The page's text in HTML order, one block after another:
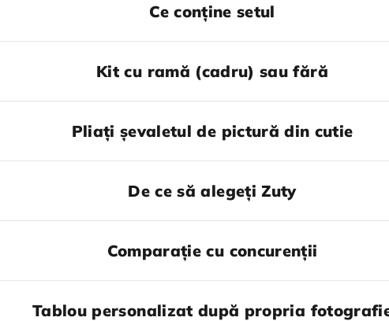
Ce conține setul
Kit cu ramă (cadru) sau fără
Pliați șevaletul de pictură din cutie
De ce să alegeți Zuty
Comparație cu concurenții
Tablou personalizat după propria